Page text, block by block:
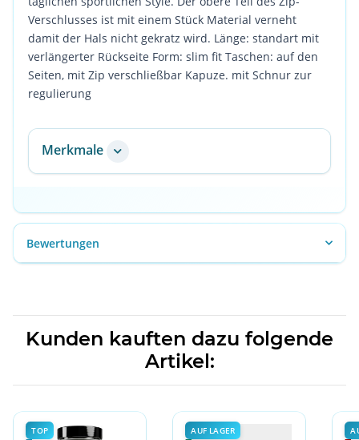
Verschlusses ist mit einem Stück Material verneht
damit der Hals nicht gekratz wird. Länge: standart mit
verlängerter Rückseite Form: slim fit Taschen: auf den
Seiten, mit Zip verschließbar Kapuze. mit Schnur zur
regulierung
Merkmale
Bewertungen
Kunden kauften dazu folgende
Artikel:
TOP AUF LAGER